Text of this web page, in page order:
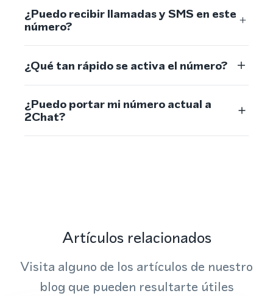
¿Puedo recibir llamadas y SMS en este
número?
¿Qué tan rápido se activa el número?
¿Puedo portar mi número actual a
2Chat?
Artículos relacionados
Visita alguno de los artículos de nuestro
blog que pueden resultarte útiles